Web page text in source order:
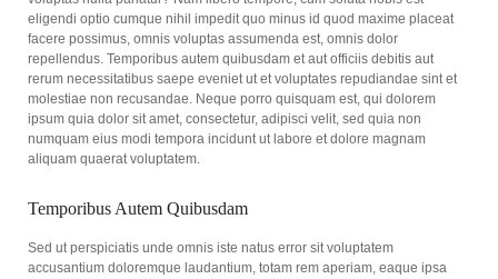
eligendi optio cumque nihil impedit quo minus id quod maxime placeat
facere possimus, omnis voluptas assumenda est, omnis dolor
repellendus. Temporibus autem quibusdam et aut officiis debitis aut
rerum necessitatibus saepe eveniet ut et voluptates repudiandae sint et
molestiae non recusandae. Neque porro quisquam est, qui dolorem
ipsum quia dolor sit amet, consectetur, adipisci velit, sed quia non
numquam eius modi tempora incidunt ut labore et dolore magnam
aliquam quaerat voluptatem.
Temporibus Autem Quibusdam
Sed ut perspiciatis unde omnis iste natus error sit voluptatem
accusantium doloremque laudantium, totam rem aperiam, eaque ipsa